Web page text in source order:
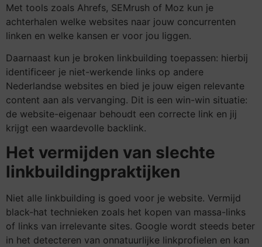
Met tools zoals Ahrefs, SEMrush of Moz kun je
achterhalen welke websites naar jouw concurrenten
linken en welke kansen er voor jou liggen.
Daarnaast kun je broken linkbuilding toepassen: hierbij
identificeer je niet-werkende links op andere
Nederlandse websites en bied je jouw eigen relevante
content aan als vervanging. Dit is een win-win situatie:
de website-eigenaar behoudt een correcte link en jij
krijgt een waardevolle backlink.
Het vermijden van slechte
linkbuildingpraktijken
Niet alle linkbuilding is goed voor je website. Vermijd
black-hat technieken zoals het kopen van massa-links
of links van irrelevante sites. Google wordt steeds beter
in het detecteren van onnatuurlijke linkprofielen en kan